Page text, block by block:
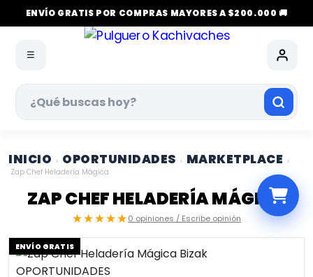
ENVÍO GRATIS POR COMPRAS MAYORES A $200.000 🚚
☰
INICIO › OPORTUNIDADES › MARKETPLACE ›
Zap Chef Heladería Mágica
ZAP CHEF HELADERÍA MÁGICA
★★★★★0 opiniones / Escribe opinión
ENVÍO GRATIS